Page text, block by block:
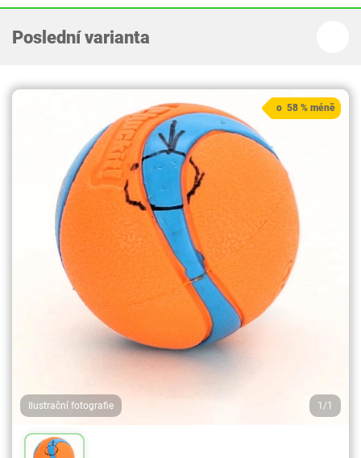
Poslední varianta
Ilustrační fotografie 1/1
o 58 % méně